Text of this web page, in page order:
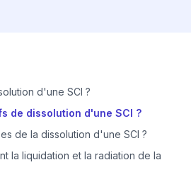
d'une SCI ?
de dissolution d'une SCI ?
de la dissolution d'une SCI ?
la liquidation et la radiation de la